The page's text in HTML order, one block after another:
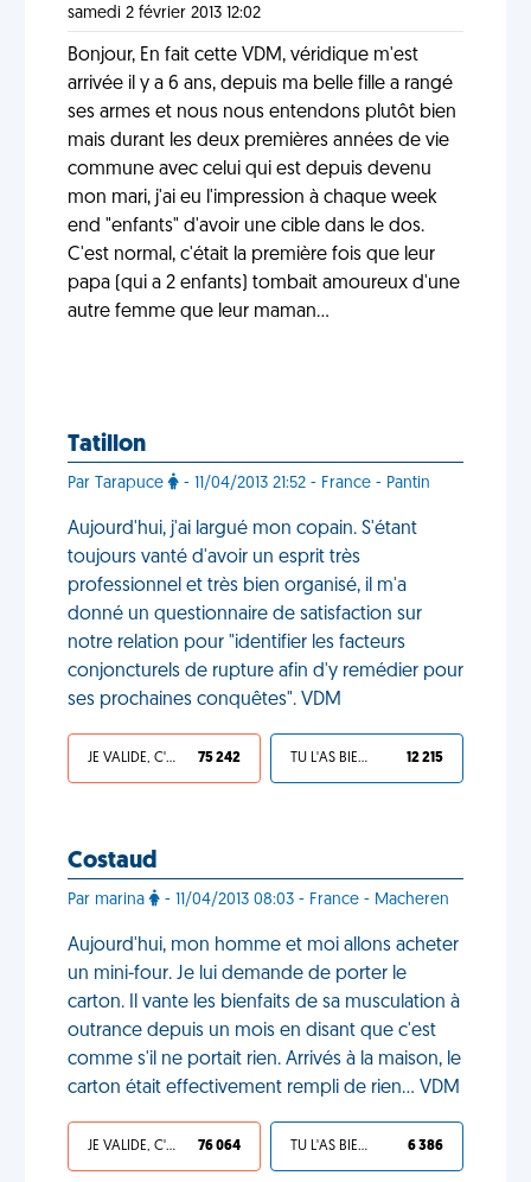
samedi 2 février 2013 12:02
Bonjour, En fait cette VDM, véridique m'est
arrivée il y a 6 ans, depuis ma belle fille a rangé
ses armes et nous nous entendons plutôt bien
mais durant les deux premières années de vie
commune avec celui qui est depuis devenu
mon mari, j'ai eu l'impression à chaque week
end "enfants" d'avoir une cible dans le dos.
C'est normal, c'était la première fois que leur
papa (qui a 2 enfants) tombait amoureux d'une
autre femme que leur maman...
Tatillon
Par Tarapuce - 11/04/2013 21:52 - France - Pantin
Aujourd'hui, j'ai largué mon copain. S'étant
toujours vanté d'avoir un esprit très
professionnel et très bien organisé, il m'a
donné un questionnaire de satisfaction sur
notre relation pour "identifier les facteurs
conjoncturels de rupture afin d'y remédier pour
ses prochaines conquêtes". VDM
JE VALIDE, C'EST UNE VDM 75 242 TU L'AS BIEN MÉRITÉ 12 215
Costaud
Par marina - 11/04/2013 08:03 - France - Macheren
Aujourd'hui, mon homme et moi allons acheter
un mini-four. Je lui demande de porter le
carton. Il vante les bienfaits de sa musculation à
outrance depuis un mois en disant que c'est
comme s'il ne portait rien. Arrivés à la maison, le
carton était effectivement rempli de rien... VDM
JE VALIDE, C'EST UNE VDM 76 064 TU L'AS BIEN MÉRITÉ 6 386